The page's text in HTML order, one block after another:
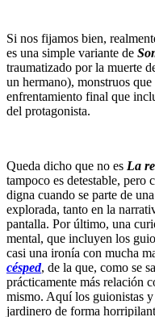
Si nos fijamos bien,
es una simple variante de
traumatizado por la muerte
un hermano), monstruos
enfrentamiento final que
del protagonista.
Queda dicho que no es La
tampoco es detestable, pero
digna cuando se parte de
explorada, tanto en la
pantalla. Por último, una
mental, que incluyen los
casi una ironía con mucha
césped, de la que, como se
prácticamente más relación
mismo. Aquí los guionistas
jardinero de forma